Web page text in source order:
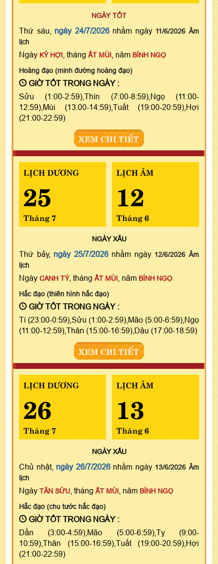
NGÀY TỐT
Thứ sáu, ngày 24/7/2026nhằm ngày 11/6/2026 Âm
lịch
Ngày KỶ HỢI , tháng ẤT MÙI , năm BÍNH NGỌ
Hoàng đạo (minh đường hoàng đạo)
GIỜ TỐT TRONG NGÀY :
Sửu (1:00-2:59),Thìn (7:00-8:59),Ngọ (11:00-
12:59),Mùi (13:00-14:59),Tuất (19:00-20:59),Hợi
(21:00-22:59)
XEM CHI TIẾT
LỊCH DƯƠNG
25
Tháng 7
LỊCH ÂM
12
Tháng 6
NGÀYXẤU
Thứ bảy, ngày 25/7/2026nhằm ngày 12/6/2026 Âm
lịch
Ngày CANH TÝ, tháng ẤT MÙI , năm BÍNH NGỌ
Hắc đạo (thiên hình hắc đạo)
GIỜ TỐT TRONG NGÀY :
Tí (23:00-0:59),Sửu (1:00-2:59),Mão (5:00-6:59),Ngọ
(11:00-12:59),Thân (15:00-16:59),Dậu (17:00-18:59)
XEM CHI TIẾT
LỊCH DƯƠNG
26
Tháng 7
LỊCH ÂM
13
Tháng 6
NGÀYXẤU
Chủ nhật, ngày 26/7/2026nhằm ngày 13/6/2026 Âm
lịch
Ngày TÂN SỬU , tháng ẤT MÙI , năm BÍNH NGỌ
Hắc đạo (chu tước hắc đạo)
GIỜ TỐT TRONG NGÀY :
Dần (3:00-4:59),Mão (5:00-6:59),Tỵ (9:00-
10:59),Thân (15:00-16:59),Tuất (19:00-20:59),Hợi
(21:00-22:59)